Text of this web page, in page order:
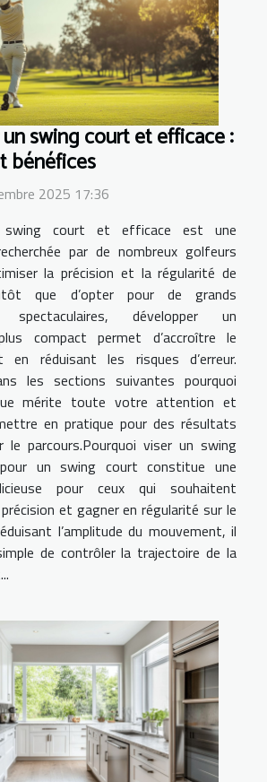
swing court et efficace :
bénéfices
2025 17:36
swing court et efficace est une
par de nombreux golfeurs
la précision et la régularité de
que d’opter pour de grands
spectaculaires, développer un
compact permet d’accroître le
réduisant les risques d’erreur.
les sections suivantes pourquoi
mérite toute votre attention et
en pratique pour des résultats
le parcours.Pourquoi viser un swing
un swing court constitue une
pour ceux qui souhaitent
et gagner en régularité sur le
l’amplitude du mouvement, il
de contrôler la trajectoire de la